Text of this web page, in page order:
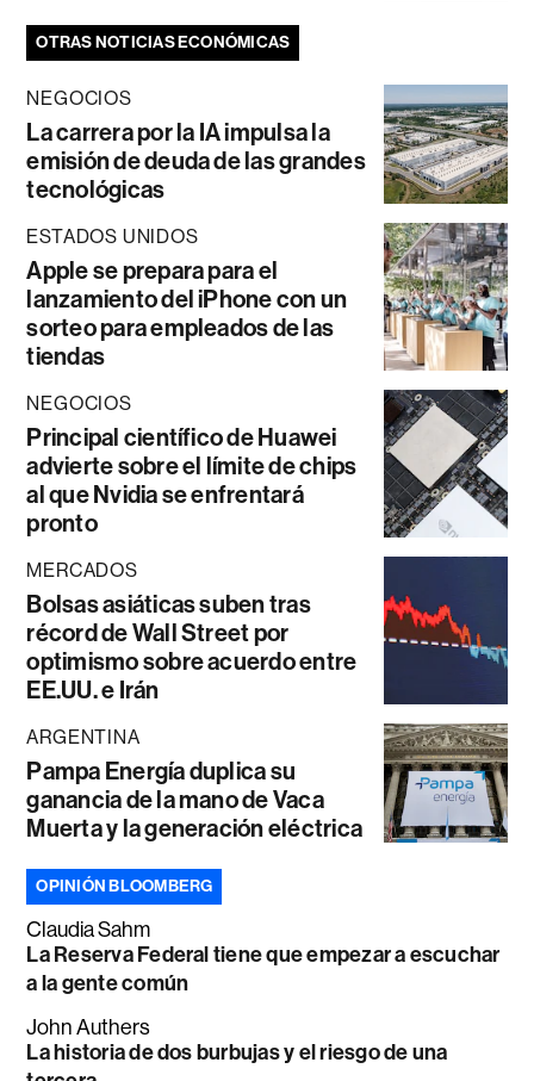
OTRAS NOTICIAS ECONÓMICAS
NEGOCIOS
La carrera por la IA impulsa la
emisión de deuda de las grandes
tecnológicas
ESTADOS UNIDOS
Apple se prepara para el
lanzamiento del iPhone con un
sorteo para empleados de las
tiendas
NEGOCIOS
Principal científico de Huawei
advierte sobre el límite de chips
al que Nvidia se enfrentará
pronto
MERCADOS
Bolsas asiáticas suben tras
récord de Wall Street por
optimismo sobre acuerdo entre
EE.UU. e Irán
ARGENTINA
Pampa Energía duplica su
ganancia de la mano de Vaca
Muerta y la generación eléctrica
OPINIÓN BLOOMBERG
Claudia Sahm
La Reserva Federal tiene que empezar a escuchar
a la gente común
John Authers
La historia de dos burbujas y el riesgo de una